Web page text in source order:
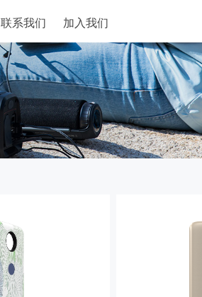
联系我们 加入我们